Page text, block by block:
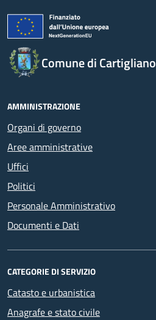
Comune di Cartigliano
AMMINISTRAZIONE
Organi di governo
Aree amministrative
Uffici
Politici
Personale Amministrativo
Documenti e Dati
CATEGORIE DI SERVIZIO
Catasto e urbanistica
Anagrafe e stato civile